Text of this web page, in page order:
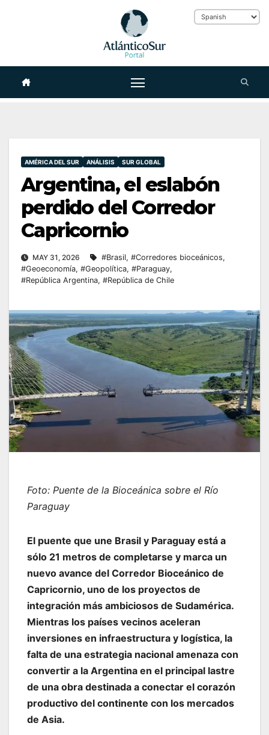
AMÉRICA DEL SUR ANÁLISIS SUR GLOBAL
Argentina, el eslabón
perdido del Corredor
Capricornio
MAY 31, 2026 #Brasil, #Corredores bioceánicos,
#Geoeconomía, #Geopolítica, #Paraguay,
#República Argentina, #República de Chile
Foto: Puente de la Bioceánica sobre el Río
Paraguay
El puente que une Brasil y Paraguay está a
sólo 21 metros de completarse y marca un
nuevo avance del Corredor Bioceánico de
Capricornio, uno de los proyectos de
integración más ambiciosos de Sudamérica.
Mientras los países vecinos aceleran
inversiones en infraestructura y logística, la
falta de una estrategia nacional amenaza con
convertir a la Argentina en el principal lastre
de una obra destinada a conectar el corazón
productivo del continente con los mercados
de Asia.